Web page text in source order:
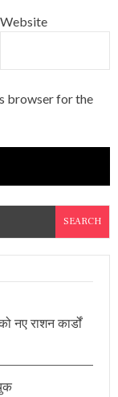
Website
browser for the
नए राशन कार्डों